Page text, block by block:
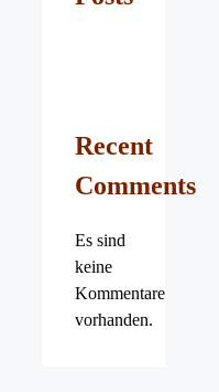
Recent
Comments
Es sind
keine
Kommentare
vorhanden.